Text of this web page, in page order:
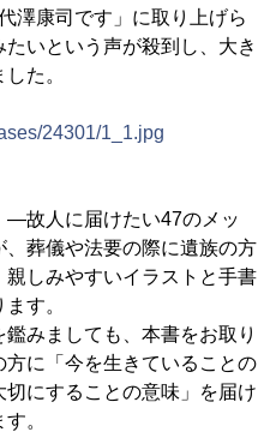
澤康司です」に取り上げら
いという声が殺到し、大き
た。
24301/1_1.jpg
―故人に届けたい47のメッ
葬儀や法要の際に遺族の方
しみやすいイラストと手書
す。
みましても、本書をお取り
方に「今を生きていることの
にすることの意味」を届け
。